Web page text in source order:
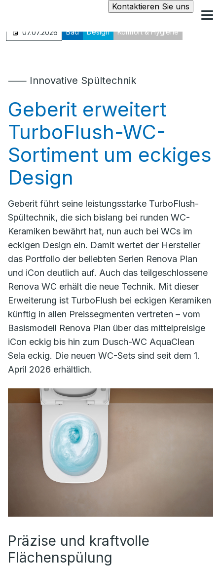
Kontaktieren Sie uns
07.07.2026 Bad Design Komfort & Hygiene
⸺ Innovative Spültechnik
Geberit erweitert
TurboFlush-WC-
Sortiment um eckiges
Design
Geberit führt seine leistungsstarke TurboFlush-
Spültechnik, die sich bislang bei runden WC-
Keramiken bewährt hat, nun auch bei WCs im
eckigen Design ein. Damit wertet der Hersteller
das Portfolio der beliebten Serien Renova Plan
und iCon deutlich auf. Auch das teilgeschlossene
Renova WC erhält die neue Technik. Mit dieser
Erweiterung ist TurboFlush bei eckigen Keramiken
künftig in allen Preissegmenten vertreten – vom
Basismodell Renova Plan über das mittelpreisige
iCon eckig bis hin zum Dusch-WC AquaClean
Sela eckig. Die neuen WC-Sets sind seit dem 1.
April 2026 erhältlich.
Präzise und kraftvolle
Flächenspülung